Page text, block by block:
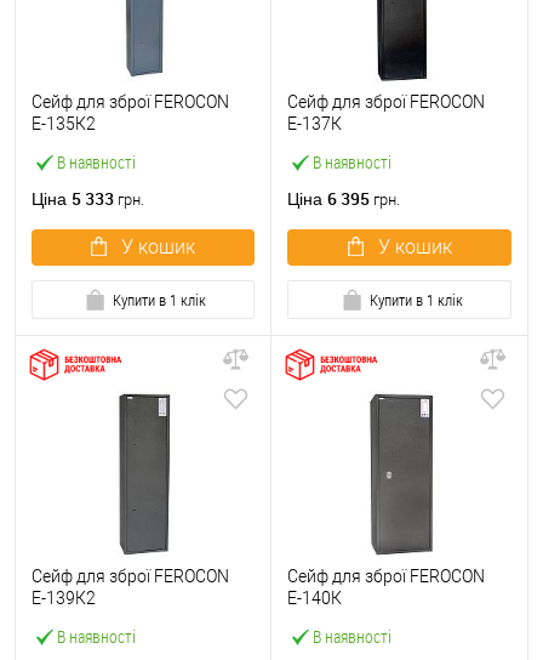
В наявності
Сейф для зброї FEROCON
Е-135К2
Ціна 5 333 грн.
У кошик
Купити в 1 клік
В наявності
Сейф для зброї FEROCON
Е-137К
Ціна 6 395 грн.
У кошик
Купити в 1 клік
В наявності
Сейф для зброї FEROCON
Е-139К2
В наявності
Сейф для зброї FEROCON
Е-140К